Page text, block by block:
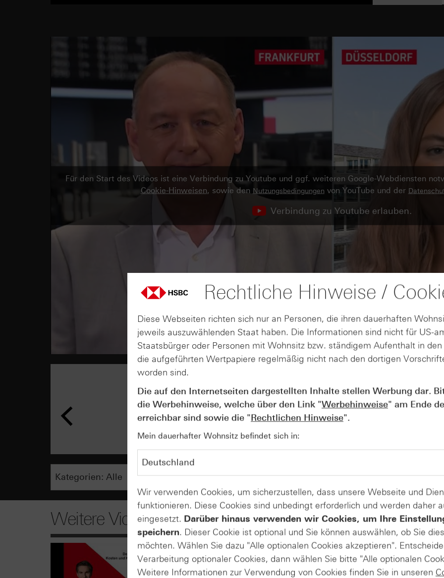
Für den Start des Videos ist eine Verbindung zu Youtube und ggf. weiteren Google-Webdiensten
Cookie-Hinweisen, sowie den Nutzungsbedingungen von YouTube und der
Verbindung zu Youtube erlauben.
AUGUST
04
Der Blick ins Kleingedruckte:
Kündigungen bei Derivaten -
vom 04.08.2026
Weitere Videos
Rechtliche Hinweise /
Diese Webseiten richten sich nur an Personen, die ihren dauerhaften
jeweils auszuwählenden Staat haben. Die Informationen sind nicht für US-
Staatsbürger oder Personen mit Wohnsitz bzw. ständigem Aufenthalt in
die aufgeführten Wertpapiere regelmäßig nicht nach den dortigen
worden sind.
Die auf den Internetseiten dargestellten Inhalte stellen Werbung dar.
die Werbehinweise, welche über den Link "Werbehinweise" am Ende
erreichbar sind sowie die "Rechtlichen Hinweise".
Mein dauerhafter Wohnsitz befindet sich in:
Wir verwenden Cookies, um sicherzustellen, dass unsere Webseite und
funktionieren. Diese Cookies sind unbedingt erforderlich und werden daher
eingesetzt. Darüber hinaus verwenden wir Cookies, um Ihre
speichern. Dieser Cookie ist optional und Sie können auswählen, ob Sie
möchten. Wählen Sie dazu "Alle optionalen Cookies akzeptieren".
Verarbeitung optionaler Cookies, dann wählen Sie bitte "Alle optionalen
Weitere Informationen zur Verwendung von Cookies finden Sie in unseren